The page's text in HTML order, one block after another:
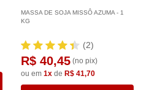
MASSA DE SOJA MISSÔ AZUMA - 1
KG
(2)
R$ 40,45 (no pix)
ou em 1x de R$ 41,70